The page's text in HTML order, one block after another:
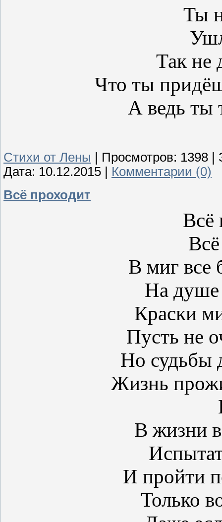
Ты
Так не
Что ты
А ведь ты
Стихи от Лены Просмотров: 1398
Дата: 10.12.2015
Комментарии (0)
Всё проходит
Всё
В миг все
На душе
Краски
Пусть не
Но судьбы
Жизнь
В жизни
И пройти
Только